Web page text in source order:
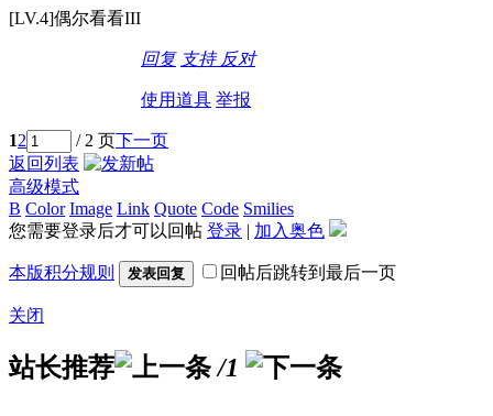
[LV.4]偶尔看看III
回复 支持 反对
使用道具 举报
12 / 2 页下一页
返回列表
高级模式
B Color Image Link Quote Code Smilies
您需要登录后才可以回帖 登录 | 加入奥色
本版积分规则 发表回复 回帖后跳转到最后一页
关闭
站长推荐 /1